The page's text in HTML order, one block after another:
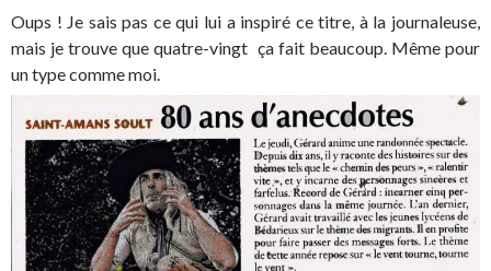
Oups ! Je sais pas ce qui lui a inspiré ce titre, à la journaleuse,
mais je trouve que quatre-vingt ça fait beaucoup. Même pour
un type comme moi.